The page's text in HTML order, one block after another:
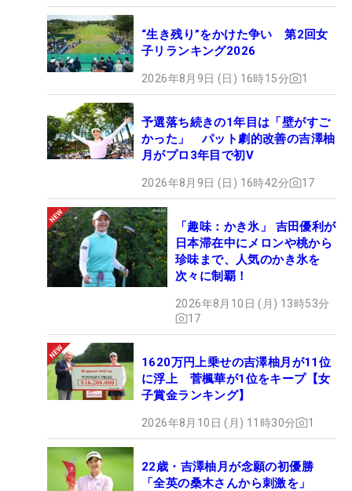
“生き残り”をかけた争い 第2回女
子リランキング2026
2026年8月9日 (日) 16時15分 1
予選落ち続きの1年目は「壁がすご
かった」 パット劇的改善の吉澤柚
月がプロ3年目で初V
2026年8月9日 (日) 16時42分 17
「趣味：かき氷」 吉田優利が
日本滞在中にメロンや桃から
珍味まで、人気のかき氷を
次々に制覇！
2026年8月10日 (月) 13時53分
17
1620万円上乗せの吉澤柚月が11位
に浮上 菅楓華が1位をキープ【女
子賞金ランキング】
2026年8月10日 (月) 11時30分 1
22歳・吉澤柚月が念願の初優勝
「全英の桑木さんから刺激を」